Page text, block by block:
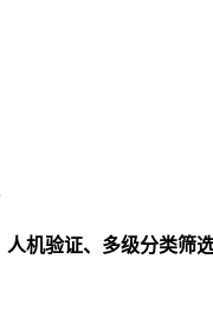
机验证、多级分类筛